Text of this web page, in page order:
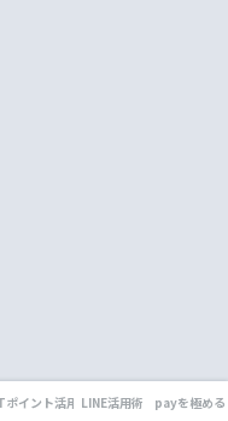
ポイント活用術LINE活用術 payを極める